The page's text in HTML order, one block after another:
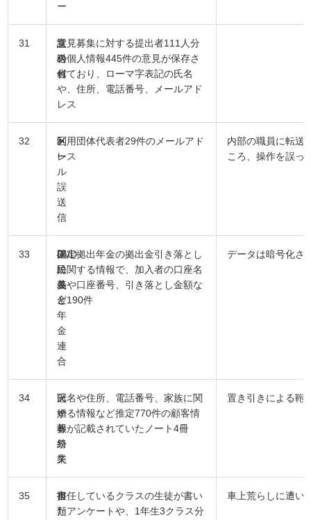
ー
31
文
科
省
誤
送
付
意見募集に対する提出者111人分
の個人情報445件の意見が保存さ
れており、ローマ字表記の氏名
や、住所、電話番号、メールアド
レス
32 区
メ
ー
ル
誤
送
信
利用団体代表者29件のメールアド
レス
内部の職員に転送
ころ、操作を誤っ
33
国
民
基
金
年
金
連
合
DVD
紛
失
確定拠出年金の拠出金引き落とし
に関する情報で、加入者の口座名
義や口座番号、引き落とし金額な
ど190件
データは暗号化さ
34
冠
婚
葬
祭
業
ノ
ー
ト
紛
失
氏名や住所、電話番号、家族に関
する情報など推定770件の顧客情
報が記載されていたノート4冊
置き引きによる鞄
35 市
書
類
担任しているクラスの生徒が書い
たアンケートや、1年生3クラス分
車上荒らしに遭い